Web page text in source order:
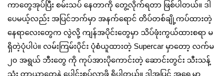
ကာတွေအုပ်ပြီး စမ်းသပ် နေတာကို တွေ့လိုက်ရတာ ဖြစ်ပါတယ်။ ဒါ
ပေမယ့်လည်း အပြင်ဘက်မှာ အနက်ရောင် တိပ်တစ်ချို့ကပ်ထားတဲ့
နေရာလေးတွေက လွဲလို့ ကျန်အပိုင်းတွေမှာ သိပ်ဖုံးကွယ်ထားစရာ မ
ရှိတဲ့ပုံပါပဲ။ လမ်းကြမ်းပိုင်း ပုံစံယူထားတဲ့ Supercar မှာတော့ လက်မ
၂၀ အရွယ် ဘီးတွေ ကို ကုပ်အားပိုကောင်းတဲ့ ဆောင်းတွင်း သီးသန့်
သုံး တာယာတွေနဲ့ ပေါင်းစပ်လာဖို့ ရှိပါတယ်။ ဒါ့အပြင် အရှေ့မှာ